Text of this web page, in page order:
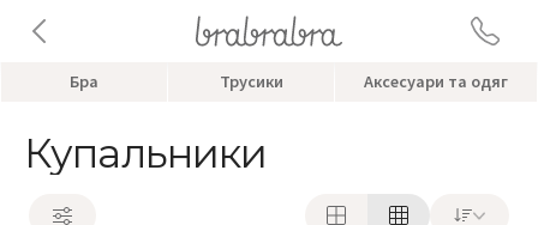
Бра Трусики Аксесуари та одяг
Купальники